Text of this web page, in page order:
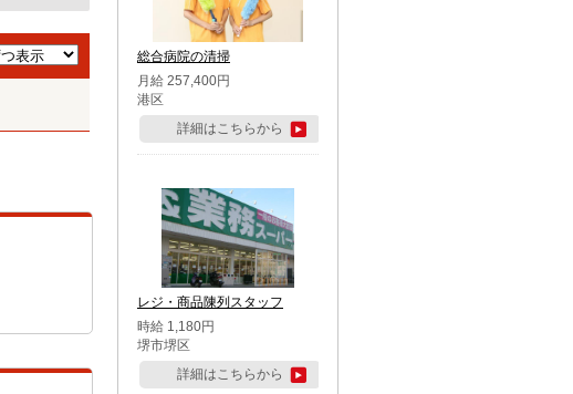
総合病院の清掃
月給 257,400円
港区
詳細はこちらから
レジ・商品陳列スタッフ
時給 1,180円
堺市堺区
詳細はこちらから